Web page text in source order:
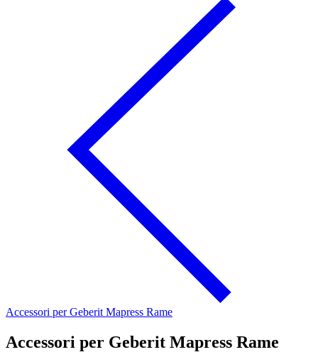
Accessori per Geberit Mapress Rame
Accessori per Geberit Mapress Rame